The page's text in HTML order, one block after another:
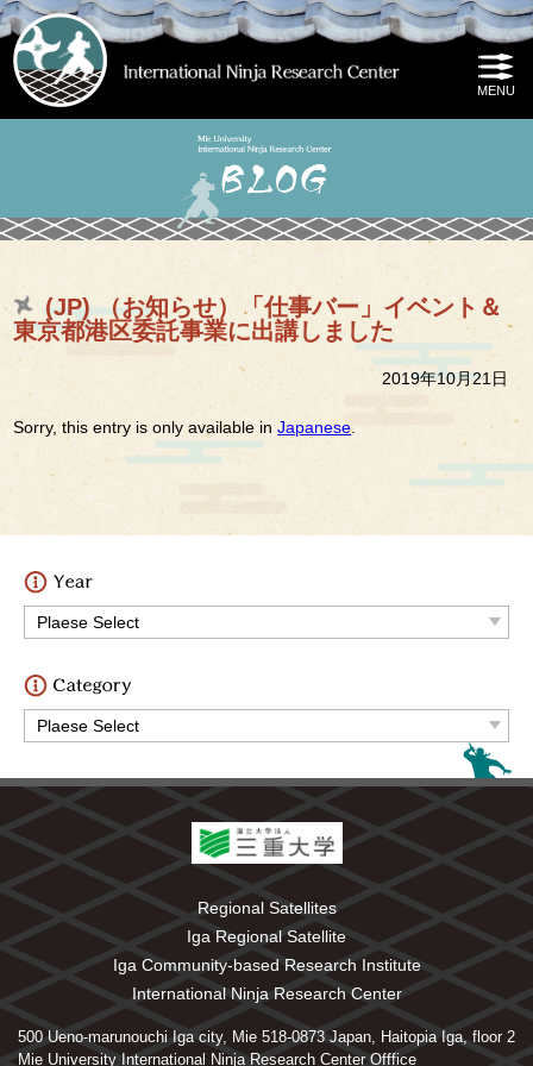
(JP) （お知らせ）「仕事バー」イベント＆
東京都港区委託事業に出講しました
2019年10月21日
Sorry, this entry is only available inJapanese.
Regional Satellites
Iga Regional Satellite
Iga Community-based Research Institute
International Ninja Research Center
500 Ueno-marunouchi Iga city, Mie 518-0873 Japan, Haitopia Iga, floor 2
Mie University International Ninja Research Center Offfice